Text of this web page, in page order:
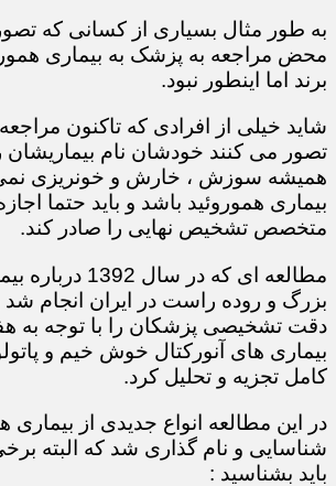
به طور مثال بسیاری از کسانی که
محض مراجعه به پزشک به بیماری
برند اما اینطور نبود.
شاید خیلی از افرادی که تاکنون
تصور می کنند خودشان نام بیماریشان
همیشه سوزش ، خارش و خونریزی نمی
بیماری هموروئید باشد و باید حتما
متخصص تشخیص نهایی را صادر کند.
مطالعه ای که در
بزرگ و روده راست در ایران انجام شد
دقت تشخیصی پزشکان را با توجه به
بیماری های آنورکتال خوش خیم و
کامل تجزیه و تحلیل کرد.
در این مطالعه انواع جدیدی از بیماری
شناسایی و نام گذاری شد که البته برخی
باید بشناسید :